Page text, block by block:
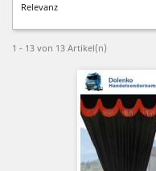
Relevanz
1 - 13 von 13 Artikel(n)